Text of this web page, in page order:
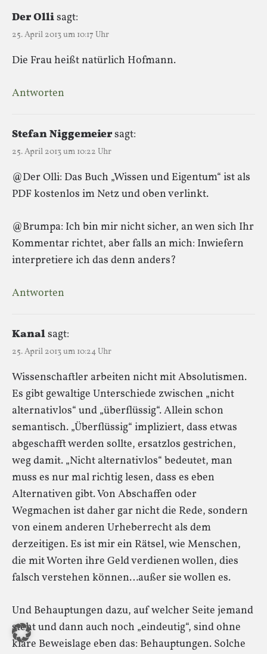
Der Ollisagt:
25. April 2013 um 10:17 Uhr
Die Frau heißt natürlich Hofmann.
Antworten
Stefan Niggemeiersagt:
25. April 2013 um 10:22 Uhr
@Der Olli: Das Buch „Wissen und Eigentum“ ist als
PDF kostenlos im Netz und oben verlinkt.
@Brumpa: Ich bin mir nicht sicher, an wen sich Ihr
Kommentar richtet, aber falls an mich: Inwiefern
interpretiere ich das denn anders?
Antworten
Kanalsagt:
25. April 2013 um 10:24 Uhr
Wissenschaftler arbeiten nicht mit Absolutismen.
Es gibt gewaltige Unterschiede zwischen „nicht
alternativlos“ und „überflüssig“. Allein schon
semantisch. „Überflüssig“ impliziert, dass etwas
abgeschafft werden sollte, ersatzlos gestrichen,
weg damit. „Nicht alternativlos“ bedeutet, man
muss es nur mal richtig lesen, dass es eben
Alternativen gibt. Von Abschaffen oder
Wegmachen ist daher gar nicht die Rede, sondern
von einem anderen Urheberrecht als dem
derzeitigen. Es ist mir ein Rätsel, wie Menschen,
die mit Worten ihre Geld verdienen wollen, dies
falsch verstehen können…außer sie wollen es.
Und Behauptungen dazu, auf welcher Seite jemand
steht und dann auch noch „eindeutig“, sind ohne
klare Beweislage eben das: Behauptungen. Solche